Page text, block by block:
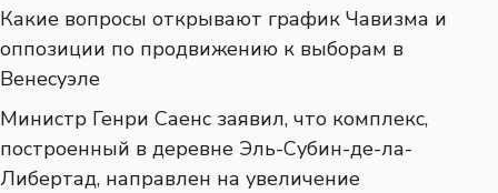
Какие вопросы открывают график Чавизма и
оппозиции по продвижению к выборам в
Венесуэле
Министр Генри Саенс заявил, что комплекс,
построенный в деревне Эль-Субин-де-ла-
Либертад, направлен на увеличение